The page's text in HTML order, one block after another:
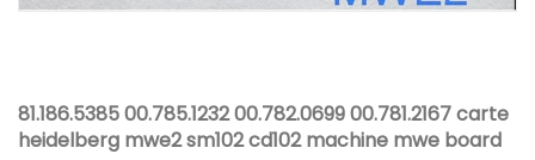
81.186.5385 00.785.1232 00.782.0699 00.781.2167 carte
heidelberg mwe2 sm102 cd102 machine mwe board